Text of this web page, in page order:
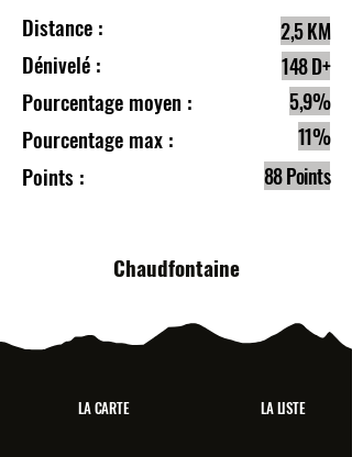
Distance :
Dénivelé :
Pourcentage moyen :
Pourcentage max :
Points :
2,5 KM
148 D+
5,9%
11%
88 Points
Chaudfontaine
LA CARTE LA LISTE